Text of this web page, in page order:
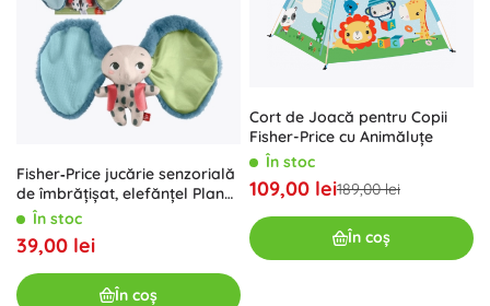
Fisher‑Price jucărie senzorială
de îmbrățișat, elefănțel Planet
Friends
În stoc
39,00 lei
În coș
Cort de Joacă pentru Copii
Fisher-Price cu Animăluțe
În stoc
109,00 lei189,00 lei
În coș